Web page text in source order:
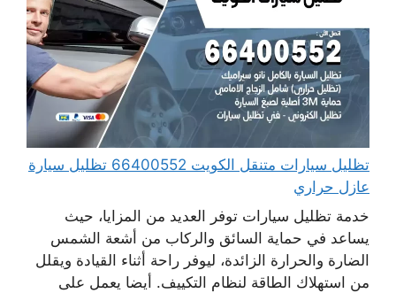
تظليل سيارات متنقل الكويت 66400552 تظليل سيارة
عازل حراري
خدمة تظليل سيارات توفر العديد من المزايا، حيث
يساعد في حماية السائق والركاب من أشعة الشمس
الضارة والحرارة الزائدة، ليوفر راحة أثناء القيادة ويقلل
من استهلاك الطاقة لنظام التكييف. أيضا يعمل على